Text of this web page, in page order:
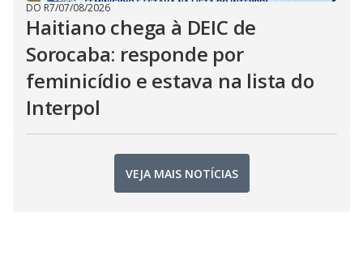
DO R7/07/08/2026
Haitiano chega à DEIC de
Sorocaba: responde por
feminicídio e estava na lista do
Interpol
VEJA MAIS NOTÍCIAS